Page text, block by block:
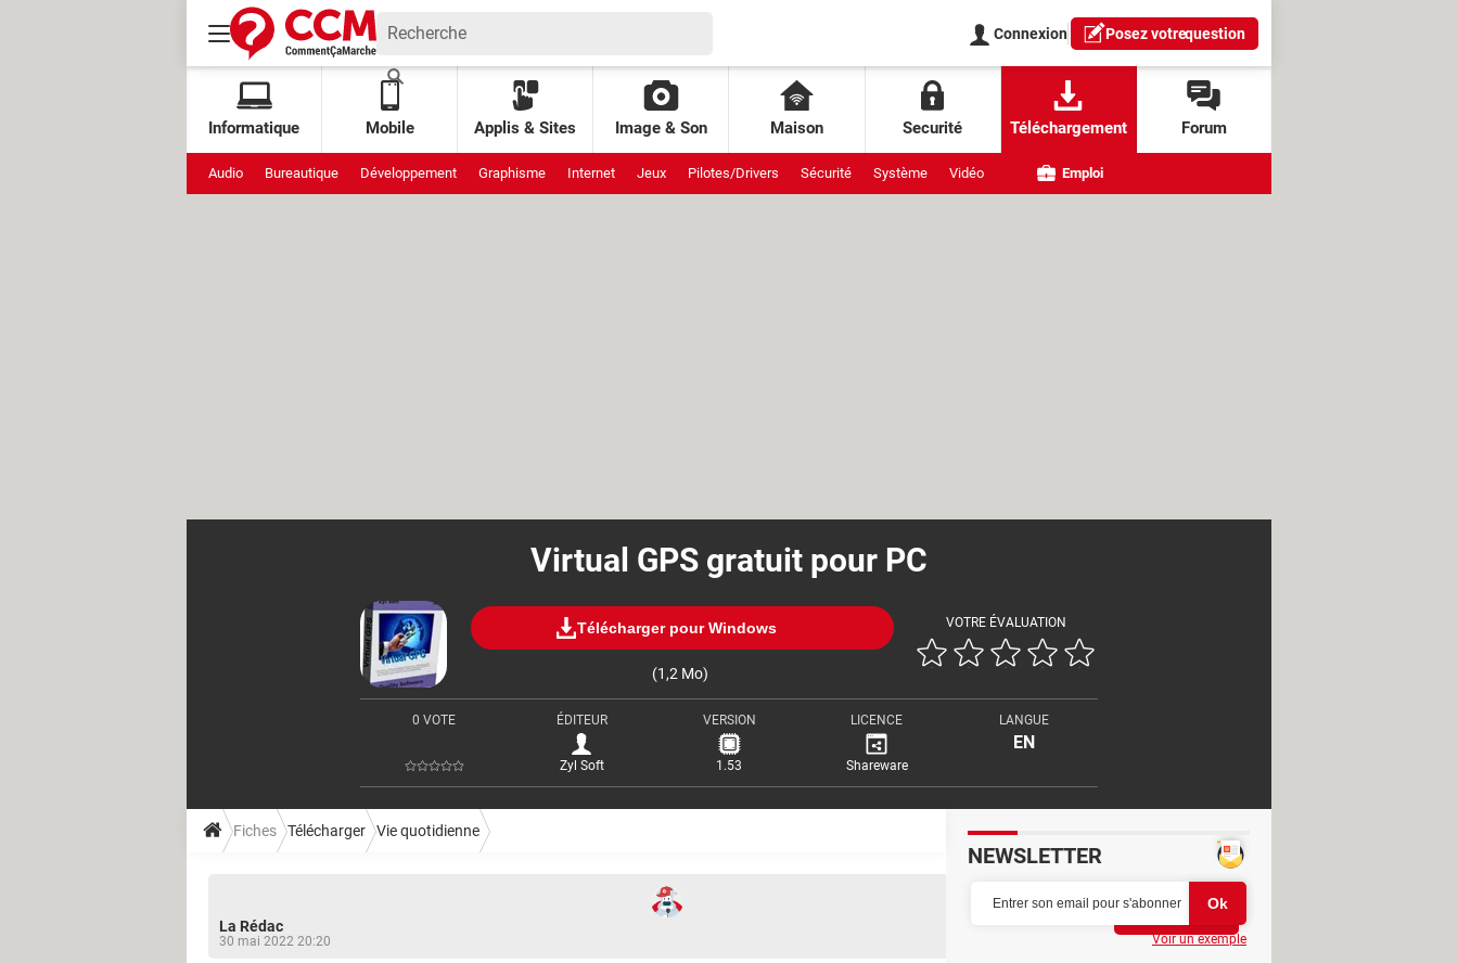
Connexion Posez votrequestion
Informatique Mobile Applis & Sites Image & Son Maison Securité Téléchargement Forum
Audio Bureautique Développement Graphisme Internet Jeux Pilotes/Drivers Sécurité Système Vidéo Emploi
Virtual GPS gratuit pour PC
Télécharger pour Windows
(1,2 Mo)
VOTRE ÉVALUATION
0 VOTE ÉDITEUR
Zyl Soft
VERSION
1.53
LICENCE
Shareware
LANGUE
EN
Fiches Télécharger Vie quotidienne
La Rédac
30 mai 2022 20:20
NEWSLETTER
Voir un exemple